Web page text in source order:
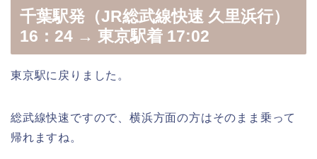
千葉駅発（JR総武線快速 久里浜行）
16：24 → 東京駅着 17:02
東京駅に戻りました。
総武線快速ですので、横浜方面の方はそのまま乗って
帰れますね。